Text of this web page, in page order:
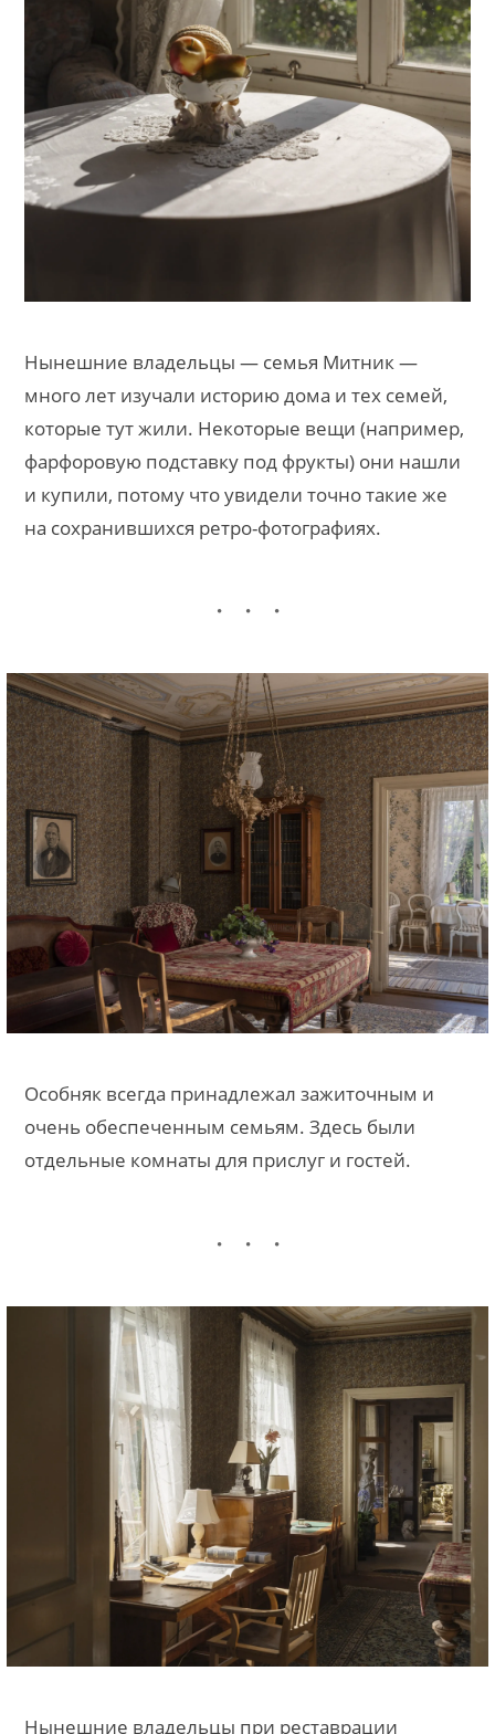
Нынешние владельцы — семья Митник —
много лет изучали историю дома и тех семей,
которые тут жили. Некоторые вещи (например,
фарфоровую подставку под фрукты) они нашли
и купили, потому что увидели точно такие же
на сохранившихся ретро-фотографиях.
Особняк всегда принадлежал зажиточным и
очень обеспеченным семьям. Здесь были
отдельные комнаты для прислуг и гостей.
Нынешние владельцы при реставрации